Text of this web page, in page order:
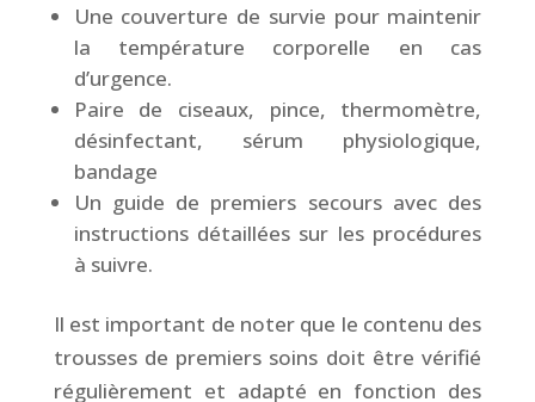
Une couverture de survie pour maintenir
la température corporelle en cas
d’urgence.
Paire de ciseaux, pince, thermomètre,
désinfectant, sérum physiologique,
bandage
Un guide de premiers secours avec des
instructions détaillées sur les procédures
à suivre.
Il est important de noter que le contenu des
trousses de premiers soins doit être vérifié
régulièrement et adapté en fonction des